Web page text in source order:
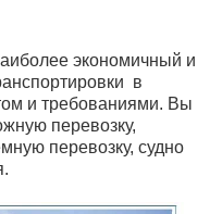
экономичный и
в
и требованиями. Вы
перевозку,
перевозку, судно